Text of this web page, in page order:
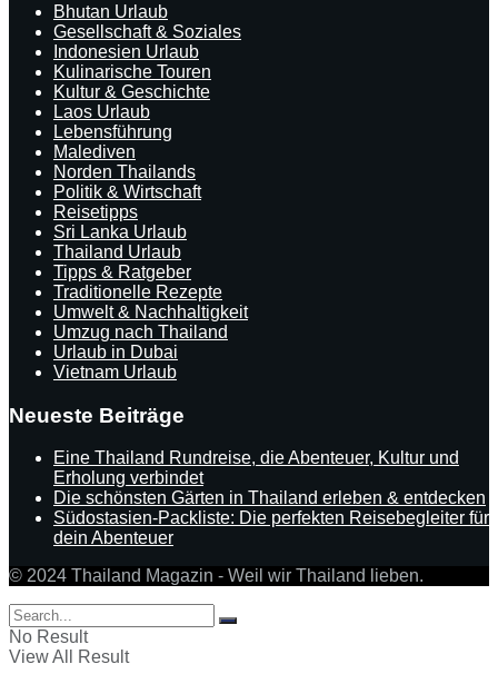
Bhutan Urlaub
Gesellschaft & Soziales
Indonesien Urlaub
Kulinarische Touren
Kultur & Geschichte
Laos Urlaub
Lebensführung
Malediven
Norden Thailands
Politik & Wirtschaft
Reisetipps
Sri Lanka Urlaub
Thailand Urlaub
Tipps & Ratgeber
Traditionelle Rezepte
Umwelt & Nachhaltigkeit
Umzug nach Thailand
Urlaub in Dubai
Vietnam Urlaub
Neueste Beiträge
Eine Thailand Rundreise, die Abenteuer, Kultur und
Erholung verbindet
Die schönsten Gärten in Thailand erleben & entdecken
Südostasien-Packliste: Die perfekten Reisebegleiter für
dein Abenteuer
© 2024 Thailand Magazin - Weil wir Thailand lieben.
No Result
View All Result